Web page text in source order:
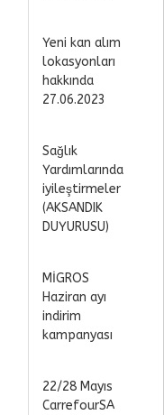
Yeni kan alım
lokasyonları
hakkında
27.06.2023
Sağlık
Yardımlarında
iyileştirmeler
(AKSANDIK
DUYURUSU)
MİGROS
Haziran ayı
indirim
kampanyası
22/28 Mayıs
CarrefourSA